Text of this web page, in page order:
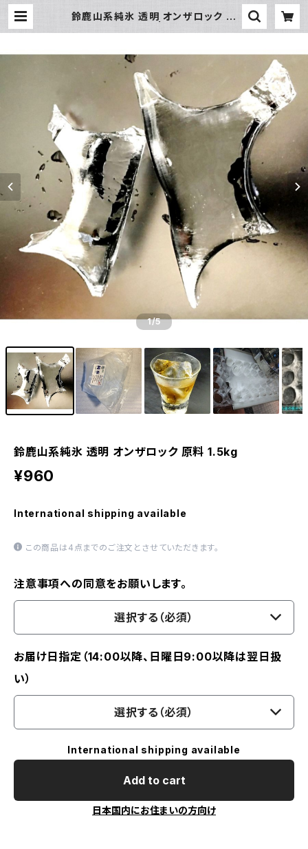
鈴鹿山系純氷 透明 オンザロック 原
1/5
鈴鹿山系純氷 透明 オンザロック 原料 1.5kg
¥960
International shipping available
この商品は4点までのご注文とさせていただきます。
注意事項への同意をお願いします。
選択する（必須）
お届け日指定（14:00以降、日曜日9:00以降は翌日扱
い）
選択する（必須）
International shipping available
Add to cart
日本国内にお住まいの方向け